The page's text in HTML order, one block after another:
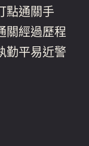
點通關手
關經過歷程
勤平易近警